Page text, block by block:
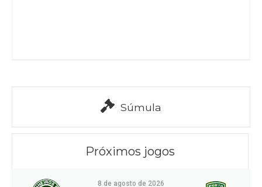
Súmula
Próximos jogos
8 de agosto de 2026